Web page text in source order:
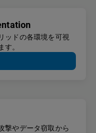
ッドの各環境を可視
す。
撃やデータ窃取から